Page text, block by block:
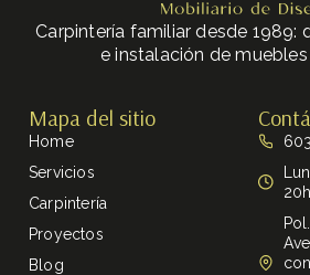
Carpintería familiar desde 1989:
e instalación de
Mapa del sitio
Home
Servicios
Carpintería
Proyectos
Blog